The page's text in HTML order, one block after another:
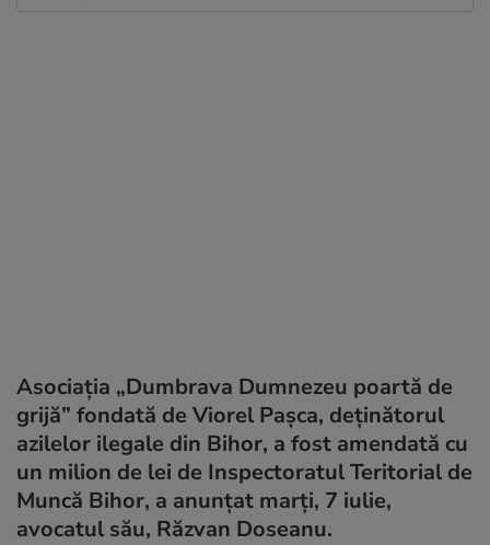
Asociaţia „Dumbrava Dumnezeu poartă de
grijă” fondată de Viorel Paşca, deţinătorul
azilelor ilegale din Bihor, a fost amendată cu
un milion de lei de Inspectoratul Teritorial de
Muncă Bihor, a anunțat marți, 7 iulie,
avocatul său, Răzvan Doseanu.